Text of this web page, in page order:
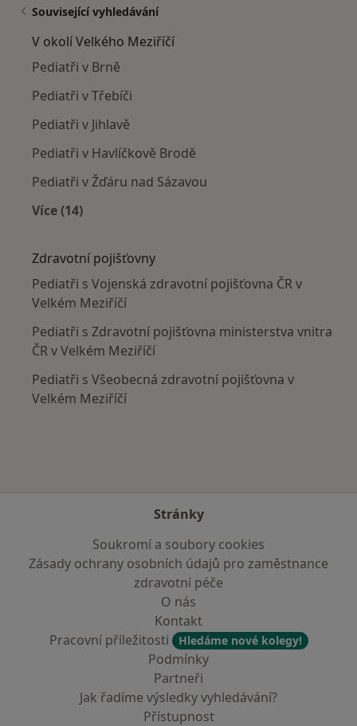
Související vyhledávání
V okolí Velkého Meziříčí
Pediatři v Brně
Pediatři v Třebíči
Pediatři v Jihlavě
Pediatři v Havlíčkově Brodě
Pediatři v Žďáru nad Sázavou
Více (14)
Zdravotní pojišťovny
Pediatři s Vojenská zdravotní pojišťovna ČR v
Velkém Meziříčí
Pediatři s Zdravotní pojišťovna ministerstva vnitra
ČR v Velkém Meziříčí
Pediatři s Všeobecná zdravotní pojišťovna v
Velkém Meziříčí
Stránky
Soukromí a soubory cookies
Zásady ochrany osobních údajů pro zaměstnance
zdravotní péče
O nás
Kontakt
Pracovní příležitosti
Hledáme nové kolegy!
Podmínky
Partneři
Jak řadíme výsledky vyhledávání?
Přístupnost